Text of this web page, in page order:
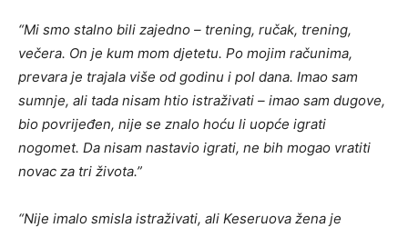
“Mi smo stalno bili zajedno – trening, ručak, trening,
večera. On je kum mom djetetu. Po mojim računima,
prevara je trajala više od godinu i pol dana. Imao sam
sumnje, ali tada nisam htio istraživati – imao sam dugove,
bio povrijeđen, nije se znalo hoću li uopće igrati
nogomet. Da nisam nastavio igrati, ne bih mogao vratiti
novac za tri života.”
“Nije imalo smisla istraživati, ali Keseruova žena je